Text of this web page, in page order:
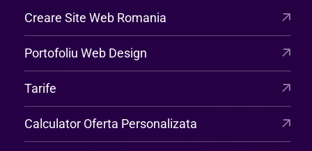
Creare Site Web Romania
Portofoliu Web Design
Tarife
Calculator Oferta Personalizata